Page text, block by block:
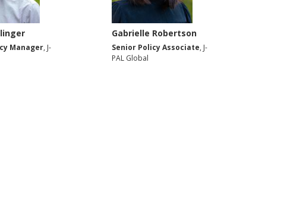
Manager, J-
Gabrielle Robertson
Senior Policy Associate, J-
PAL Global